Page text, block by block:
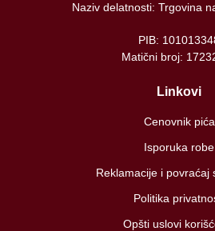
Naziv delatnosti: Trgovina
PIB:
Matični broj:
Linkovi
Cenovnik pića
Isporuka robe
Reklamacije i povraćaj
Politika
Opšti uslovi